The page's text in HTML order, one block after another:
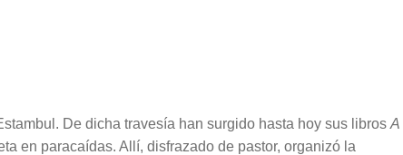
De dicha travesía han surgido hasta hoy sus libros A
en paracaídas. Allí, disfrazado de pastor, organizó la